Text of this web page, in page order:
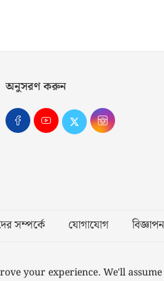
অনুসরণ করুন
সম্পর্কে যোগাযোগ বিজ্ঞাপন
your experience. We'll